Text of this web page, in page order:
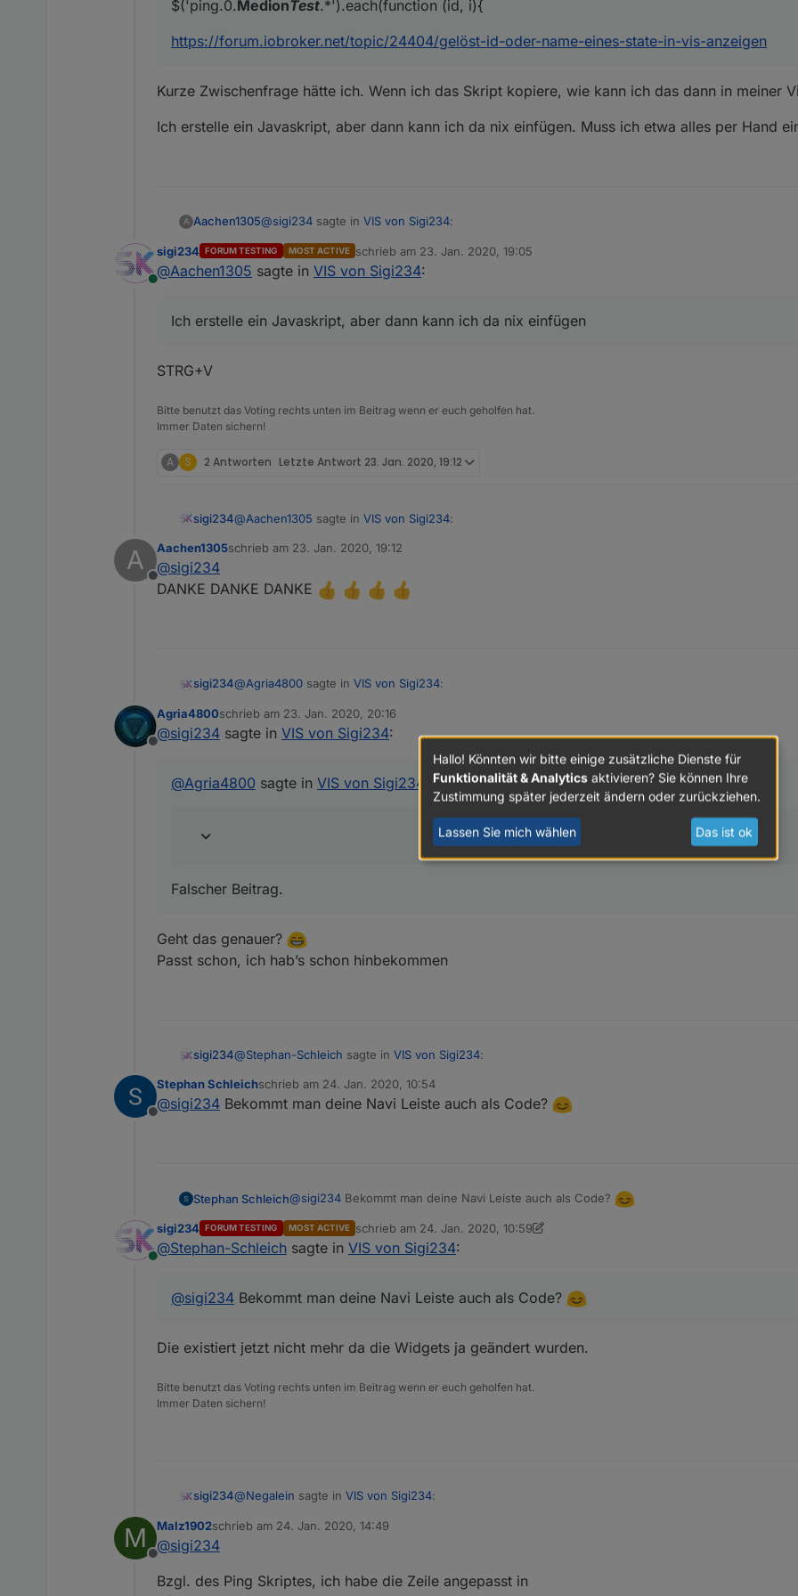
$('ping.0.MedionTest.*').each(function (id, i){
https://forum.iobroker.net/topic/24404/gelöst-id-oder-name-eines-state-in-vis-anzeigen
Kurze Zwischenfrage hätte ich. Wenn ich das Skript kopiere, wie kann ich das dann in meiner
Ich erstelle ein Javaskript, aber dann kann ich da nix einfügen. Muss ich etwa alles per Hand
A Aachen1305@sigi234 sagte in VIS von Sigi234:
@Negalein sagte inVIS von Sigi234
@sigi234
Online
sigi234 FORUM TESTING MOST ACTIVE schrieb am 23. Jan. 2020, 19:05
zuletzt editiert von
@Aachen1305 sagte in VIS von Sigi234:
Ich erstelle ein Javaskript, aber dann kann ich da nix einfügen
STRG+V
Bitte benutzt das Voting rechts unten im Beitrag wenn er euch geholfen hat.
Immer Daten sichern!
A S 2 Antworten Letzte Antwort 23. Jan. 2020, 19:12
sigi234@Aachen1305 sagte in VIS von Sigi234:
A
Offline
Aachen1305schrieb am 23. Jan. 2020, 19:12
zuletzt editiert von
@sigi234
DANKE DANKE DANKE
sigi234@Agria4800 sagte in VIS von Sigi234:
@sigi234 hab´s gerade gesehen... danke
Falscher Beitrag.
Offline
Agria4800schrieb am 23. Jan. 2020, 20:16
zuletzt editiert von
@sigi234 sagte in VIS von Sigi234:
@Agria4800 sagte in VIS von Sigi234
Falscher Beitrag.
Geht das genauer?
Passt schon, ich hab’s schon hinbekommen
sigi234@Stephan-Schleich sagte in VIS von Sigi234:
und deiner Navigationsleiste
Offline
Stephan Schleichschrieb am 24. Jan. 2020, 10:54
zuletzt editiert von
@sigi234 Bekommt man deine Navi Leiste auch als Code?
Stephan Schleich@sigi234 Bekommt man deine Navi Leiste auch als Code?
Online
sigi234 FORUM TESTING MOST ACTIVE schrieb am 24. Jan. 2020, 10:59
zuletzt editiert von sigi234
@Stephan-Schleich sagte in VIS von Sigi234:
@sigi234 Bekommt man deine Navi Leiste auch als Code?
Die existiert jetzt nicht mehr da die Widgets ja geändert wurden.
Bitte benutzt das Voting rechts unten im Beitrag wenn er euch geholfen hat.
Immer Daten sichern!
sigi234@Negalein sagte in VIS von Sigi234:
kannst du bitte die Ping Seite einstellen?
VIEW_PING.txt
M
Offline
Malz1902schrieb am 24. Jan. 2020, 14:49
zuletzt editiert von
@sigi234
Bzgl. des Ping Skriptes, ich habe die Zeile angepasst in
Hallo! Könnten wir bitte einige zusätzliche Dienste für
Funktionalität & Analytics aktivieren? Sie können Ihre
Zustimmung später jederzeit ändern oder zurückziehen.
Lassen Sie mich wählen Das ist ok